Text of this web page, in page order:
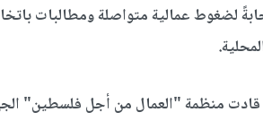
لضغوط عمالية متواصلة ومطالبات
تأسيسها عام ٢٠٠٤، قادت منظمة "العمال من أجل